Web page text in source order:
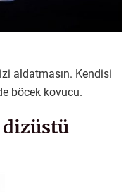
aldatmasın. Kendisi
böcek kovucu.
dizüstü